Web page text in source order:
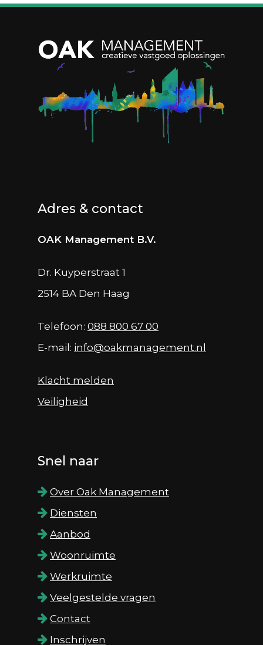
Adres & contact
OAK Management B.V.
Dr. Kuyperstraat 1
2514 BA Den Haag
Telefoon: 088 800 67 00
E-mail: info@oakmanagement.nl
Klacht melden
Veiligheid
Snel naar
Over Oak Management
Diensten
Aanbod
Woonruimte
Werkruimte
Veelgestelde vragen
Contact
Inschrijven